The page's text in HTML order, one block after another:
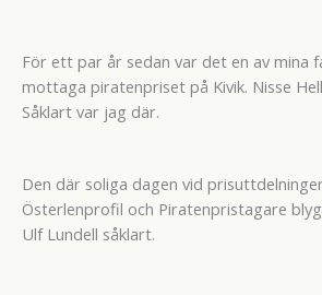
För ett par år sedan var det en av mina
mottaga piratenpriset på Kivik. Nisse
Såklart var jag där.
Den där soliga dagen vid
Österlenprofil och Piratenpristagare
Ulf Lundell såklart.